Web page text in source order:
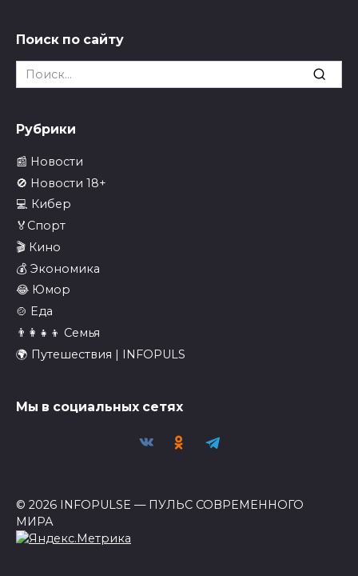
Поиск по сайту
Search
for:
Рубрики
📰 Новости
🚫 Новости 18+
💻 Кибер
🏅Спорт
🎬 Кино
💰 Экономика
😂 Юмор
🍲 Еда
👨‍👩‍👧‍👦 Семья
🌍 Путешествия | INFOPULS
Мы в социальных сетях
© 2026 INFOPULSE — ПУЛЬС СОВРЕМЕННОГО
МИРА